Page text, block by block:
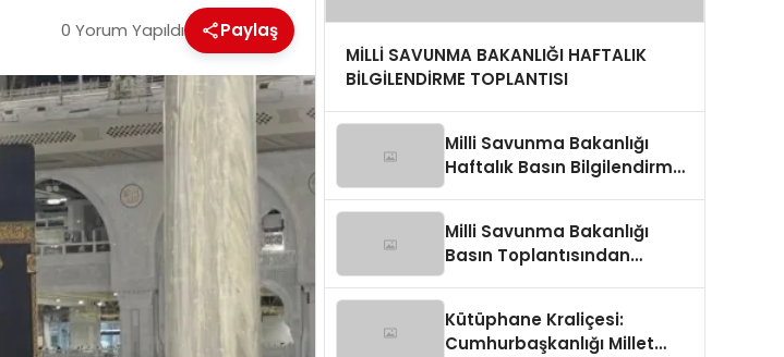
0 Yorum Yapıldı Paylaş
MİLLİ SAVUNMA BAKANLIĞI HAFTALIK
BİLGİLENDİRME TOPLANTISI
Milli Savunma Bakanlığı
Haftalık Basın Bilgilendirme
Milli Savunma Bakanlığı
Basın Toplantısından
Kütüphane Kraliçesi:
Cumhurbaşkanlığı Millet